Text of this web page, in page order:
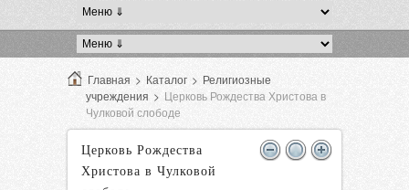
Главная > Каталог > Религиозные
учреждения > Церковь Рождества Христова в
Чулковой слободе
Церковь Рождества
Христова в Чулковой